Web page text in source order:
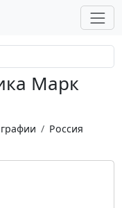
Марк
Россия